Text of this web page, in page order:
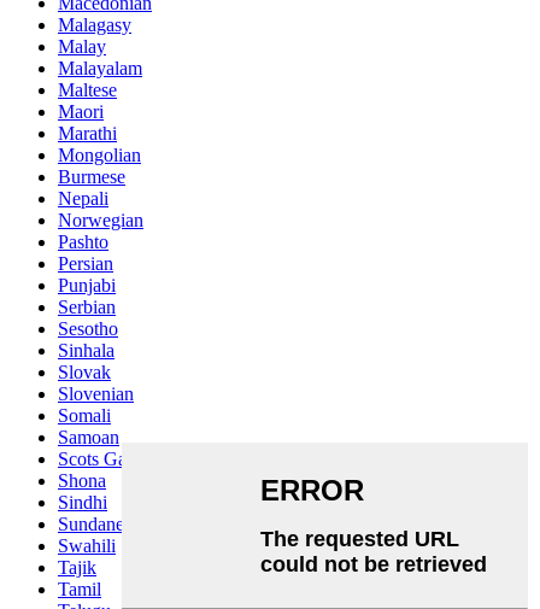
Malagasy
Malay
Malayalam
Maltese
Maori
Marathi
Mongolian
Burmese
Nepali
Norwegian
Pashto
Persian
Punjabi
Serbian
Sesotho
Sinhala
Slovak
Slovenian
Somali
Samoan
Scots Gaelic
Shona
Sindhi
Sundanese
Swahili
Tajik
Tamil